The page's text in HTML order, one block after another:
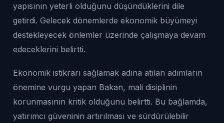
yapısının yeterli olduğunu düşündüklerini dile
getirdi. Gelecek dönemlerde ekonomik büyümeyi
destekleyecek önlemler üzerinde çalışmaya devam
edeceklerini belirtti.
Ekonomik istikrarı sağlamak adına atılan adımların
önemine vurgu yapan Bakan, mali disiplinin
korunmasının kritik olduğunu belirtti. Bu bağlamda,
yatırımcı güveninin artırılması ve sürdürülebilir